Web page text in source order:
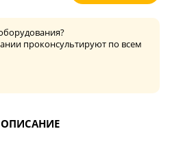
проконсультируют по всем
ОПИСАНИЕ